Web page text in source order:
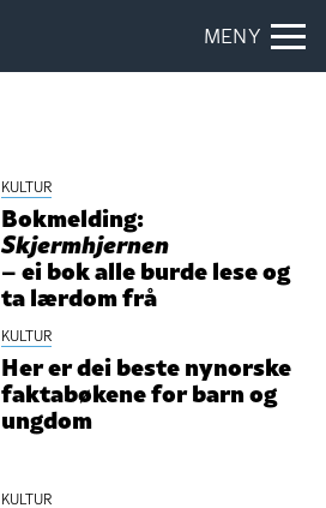
MENY
KULTUR
Bokmelding:
Skjermhjernen
– ei bok alle burde lese og
ta lærdom frå
KULTUR
Her er dei beste nynorske
faktabøkene for barn og
ungdom
KULTUR